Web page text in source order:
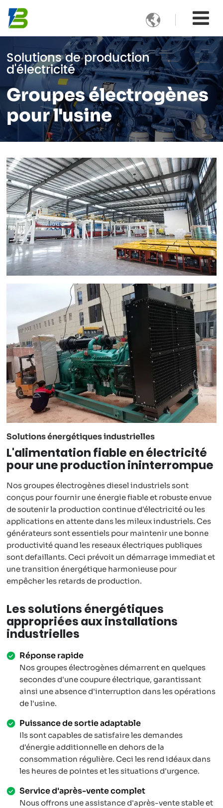

Solutions de production
d'électricité
Groupes électrogènes
pour l'usine
Solutions énergétiques industrielles
L'alimentation fiable en électricité
pour une production ininterrompue
Nos groupes électrogènes diesel industriels sont
conçus pour fournir une énergie fiable et robuste envue
de soutenir la production continue d'électricité ou les
applications en attente dans les mileux industriels. Ces
générateurs sont essentiels pour maintenir une bonne
productivité quand les reseaux électriques publiques
sont defaillants. Ceci prévoit un démarrage immediat et
une transition énergétique harmonieuse pour
empêcher les retards de production.
Les solutions énergétiques
appropriées aux installations
industrielles
Réponse rapide
Nos groupes électrogènes démarrent en quelques
secondes d'une coupure électrique, garantissant
ainsi une absence d'interruption dans les opérations
de l'usine.
Puissance de sortie adaptable
Ils sont capables de satisfaire les demandes
d'énergie additionnelle en dehors de la
consommation régulière. Ceci les rend idéaux dans
les heures de pointes et les situations d'urgence.
Service d'après-vente complet
Nous offrons une assistance d'après-vente stable et